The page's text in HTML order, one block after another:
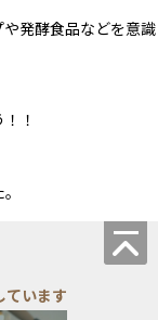
発酵食品などを意識
！
ています